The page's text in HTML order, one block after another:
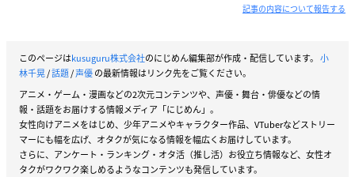
記事の内容について報告する
このページはkusuguru株式会社のにじめん編集部が作成・配信しています。 小
林千晃/話題/声優の最新情報はリンク先をご覧ください。
アニメ・ゲーム・漫画などの2次元コンテンツや、声優・舞台・俳優などの情
報・話題をお届けする情報メディア「にじめん」。
女性向けアニメをはじめ、少年アニメやキャラクター作品、VTuberなどストリー
マーにも幅を広げ、オタクが気になる情報を幅広くお届けしています。
さらに、アンケート・ランキング・オタ活（推し活）お役立ち情報など、女性オ
タクがワクワク楽しめるようなコンテンツも発信しています。